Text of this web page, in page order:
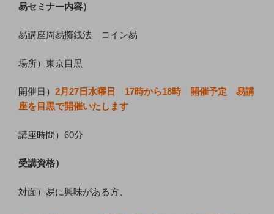
易セミナー内容）
易講座周易擲銭法 コイン易
場所）東京目黒
開催日） 2月27日水曜日 17時から18時 開催予定 易講
座を目黒で開催いたします
講座時間）60分
受講資格）
対面）易に興味がある方、